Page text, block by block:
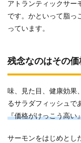
アトランティックサー
です。かといって脂っ
っています。
残念なのはその価
味、見た目、健康効果
るサラダフィッシュで
『価格がけっこう高い
サーモンをはじめとし